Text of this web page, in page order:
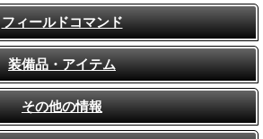
フィールドコマンド
装備品・アイテム
その他の情報